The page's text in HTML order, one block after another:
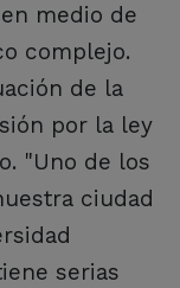
medio de
complejo.
de la
por la ley
"Uno de los
ciudad
serias